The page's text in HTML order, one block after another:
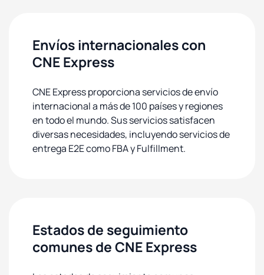
Envíos internacionales con
CNE Express
CNE Express proporciona servicios de envío
internacional a más de 100 países y regiones
en todo el mundo. Sus servicios satisfacen
diversas necesidades, incluyendo servicios de
entrega E2E como FBA y Fulfillment.
Estados de seguimiento
comunes de CNE Express